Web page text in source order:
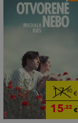
17,90€
15,22€